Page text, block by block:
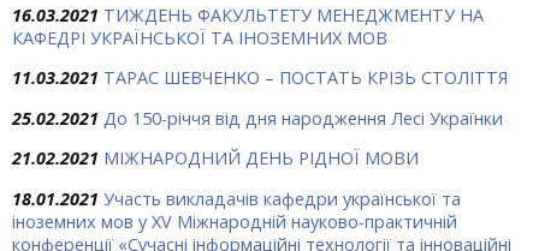
16.03.2021 ТИЖДЕНЬ ФАКУЛЬТЕТУ МЕНЕДЖМЕНТУ НА
КАФЕДРІ УКРАЇНСЬКОЇ ТА ІНОЗЕМНИХ МОВ
11.03.2021 ТАРАС ШЕВЧЕНКО – ПОСТАТЬ КРІЗЬ СТОЛІТТЯ
25.02.2021 До 150-річчя від дня народження Лесі Українки
21.02.2021 МІЖНАРОДНИЙ ДЕНЬ РІДНОЇ МОВИ
18.01.2021 Участь викладачів кафедри української та
іноземних мов у XV Міжнародній науково-практичній
конференції «Сучасні інформаційні технології та інноваційні